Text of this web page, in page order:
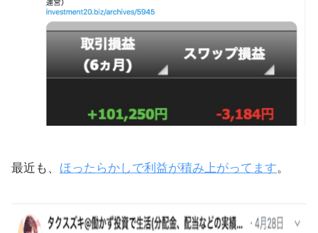
最近も、 ほったらかしで利益が積み上がってます。